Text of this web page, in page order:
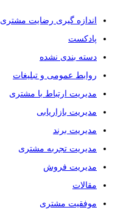
اندازه گیری رضایت مشتری
پادکست
دسته بندی نشده
روابط عمومی و تبلیغات
مدیریت ارتباط با مشتری
مدیریت بازاریابی
مدیریت برند
مدیریت تجربه مشتری
مدیریت فروش
مقالات
موفقیت مشتری